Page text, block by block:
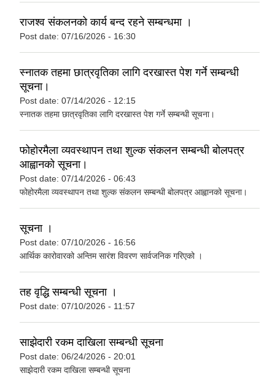
राजश्व संकलनको कार्य बन्द रहने सम्बन्धमा ।
Post date: 07/16/2026 - 16:30
स्नातक तहमा छात्रवृतिका लागि दरखास्त पेश गर्ने सम्बन्धी
सूचना।
Post date: 07/14/2026 - 12:15
स्नातक तहमा छात्रवृतिका लागि दरखास्त पेश गर्ने सम्बन्धी सूचना।
फोहोरमैला व्यवस्थापन तथा शुल्क संकलन सम्बन्धी बोलपत्र
आह्वानको सूचना।
Post date: 07/14/2026 - 06:43
फोहोरमैला व्यवस्थापन तथा शुल्क संकलन सम्बन्धी बोलपत्र आह्वानको सूचना।
सूचना ।
Post date: 07/10/2026 - 16:56
आर्थिक कारोवारको अन्तिम सारंश विवरण सार्वजनिक गरिएको ।
तह वृद्धि सम्बन्धी सूचना ।
Post date: 07/10/2026 - 11:57
साझेदारी रकम दाखिला सम्बन्धी सूचना
Post date: 06/24/2026 - 20:01
साझेदारी रकम दाखिला सम्बन्धी सूचना